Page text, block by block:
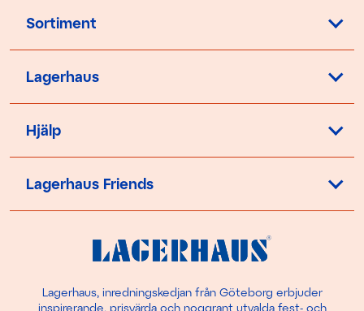
Sortiment
Lagerhaus
Hjälp
Lagerhaus Friends
Lagerhaus, inredningskedjan från Göteborg erbjuder
inspirerande, prisvärda och noggrant utvalda fest- och